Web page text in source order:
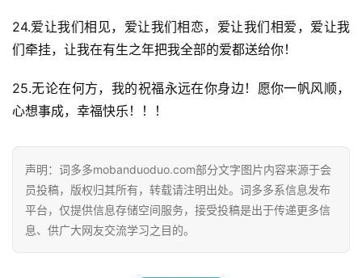
首
好
词
好
句
24.爱让我们相见，爱让我们相恋，爱让我们相爱，爱让我
们牵挂，让我在有生之年把我全部的爱都送给你！
25.无论在何方，我的祝福永远在你身边！愿你一帆风顺，
心想事成，幸福快乐！！！
声明：词多多mobanduoduo.com部分文字图片内容来源于会
员投稿，版权归其所有，转载请注明出处。词多多系信息发布
平台，仅提供信息存储空间服务，接受投稿是出于传递更多信
息、供广大网友交流学习之目的。